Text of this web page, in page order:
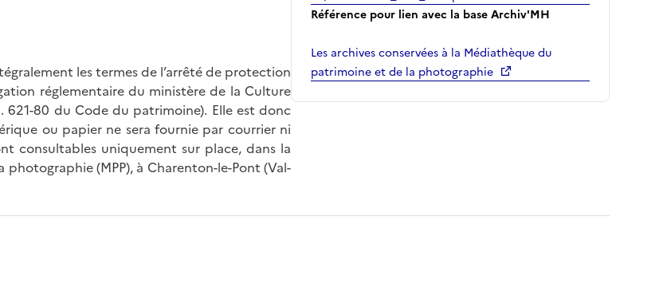
les termes de l’arrêté de protection
réglementaire du ministère de la Culture
621-80 du Code du patrimoine). Elle est donc
ou papier ne sera fournie par courrier ni
consultables uniquement sur place, dans la
(MPP), à Charenton-le-Pont (Val-
Référence pour lien avec la base Archiv'MH
Les archives conservées à la Médiathèque du
patrimoine et de la photographie